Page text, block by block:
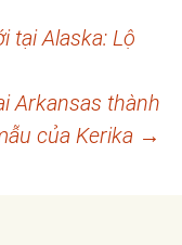
tại Alaska: Lộ
Arkansas thành
của Kerika →